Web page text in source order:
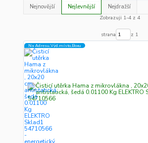
Nejnovější Nejlevnější
Nejdražší
Zobrazuji 1-4 z 4
strana z 1
Na Adresu,Výd.místo,Boxu